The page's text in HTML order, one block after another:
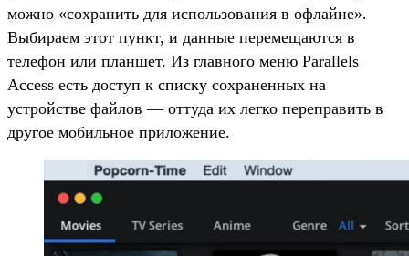
можно «сохранить для использования в офлайне».
Выбираем этот пункт, и данные перемещаются в
телефон или планшет. Из главного меню Parallels
Access есть доступ к списку сохраненных на
устройстве файлов — оттуда их легко переправить в
другое мобильное приложение.